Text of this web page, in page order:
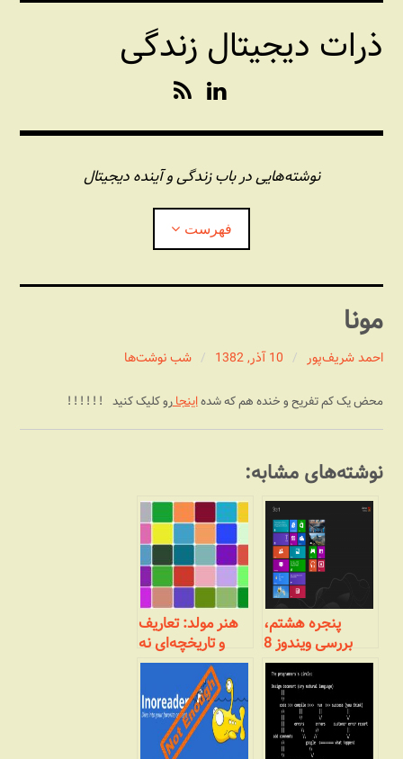
رفتن
محتواذرات دیجیتال زندگی
n
k
e
d
I
n
S
نوشته‌هایی در باب زندگی و آینده دیجیتال
فهرست
درباره این وبلاگ
مجله شبکه
پندهای یونیکسی استاد «فو»
مونا
احمد شریف‌پور 10 آذر, 1382 شب نوشت‌ها
محض یک کم تفریح و خنده هم که شدهاینجارو کلیک کنید ! ! ! ! ! !
نوشته‌های مشابه:
پنجره هشتم،
بررسی ویندوز 8
مایکروسافت :
نصب
هنر مولد: تعاریف
و تاریخچه‌ای نه
چندان مختصر